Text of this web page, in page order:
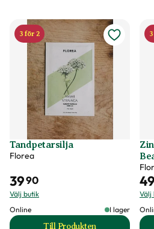
3 för 2
Tandpetarsilja
Florea
3990
Välj butik
Online
I lager
Till Produkten
49
Välj